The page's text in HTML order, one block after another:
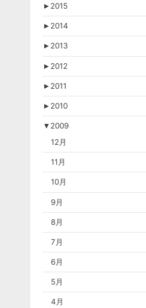
► 2015
► 2014
► 2013
► 2012
► 2011
► 2010
▼ 2009
12月
11月
10月
9月
8月
7月
6月
5月
4月